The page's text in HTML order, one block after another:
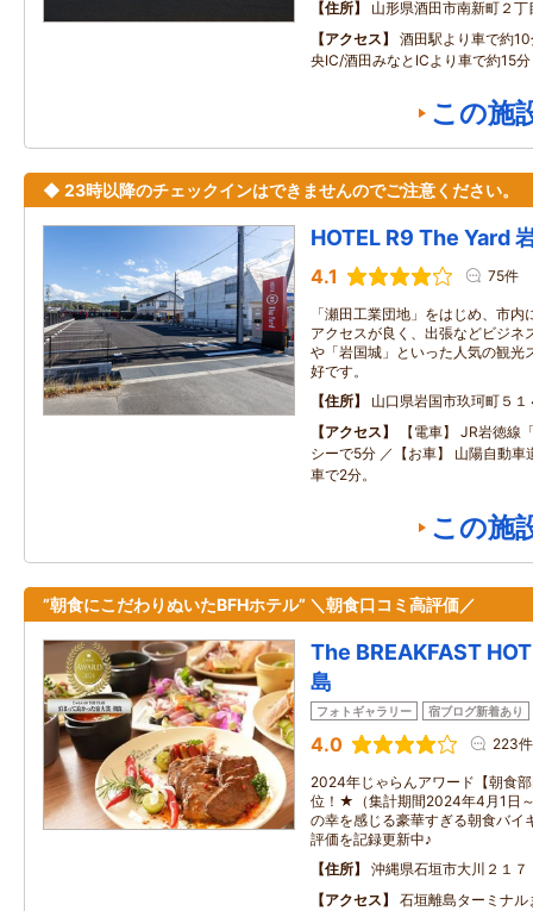
住所
山形県酒田市南新町２丁
アクセス
酒田駅より車で約
央IC/酒田みなとICより車で約15分
この施
◆ 23時以降のチェックインはできませんのでご注意ください。
HOTEL R9 The Yard
4.1 75件
「瀬田工業団地」をはじめ、市
アクセスが良く、出張などビジネ
や「岩国城」といった人気の観光
好です。
住所
山口県岩国市玖珂町５１
アクセス
【電車】 JR岩徳線
シーで5分 ／【お車】 山陽自動車
車で2分。
この施
”朝食にこだわりぬいたBFHホテル” ＼朝食口コミ高評価／
The BREAKFAST
島
フォトギャラリー 宿ブログ新着あり
4.0 223件
2024年じゃらんアワード【朝食
位！★（集計期間2024年4月1日
の幸を感じる豪華すぎる朝食バイ
評価を記録更新中♪
住所
沖縄県石垣市大川２１７
アクセス
石垣離島ターミナ